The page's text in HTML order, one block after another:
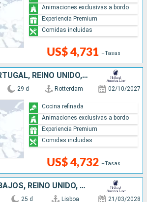
US$ 4,731 +Tasas
Animaciones exclusivas a bordo
Experiencia Premium
Comidas incluidas
MARRUECOS, PORTUGAL, REINO UNIDO, NORUEGA, PAISES BAJOS
29 d Rotterdam 02/10/2027
US$ 4,732 +Tasas
Cocina refinada
Animaciones exclusivas a bordo
Experiencia Premium
Comidas incluidas
ESPAÑA, PAISES BAJOS, REINO UNIDO, PORTUGAL, IRLANDA, FRANCIA, MARRUECOS
25 d Lisboa 21/03/2028